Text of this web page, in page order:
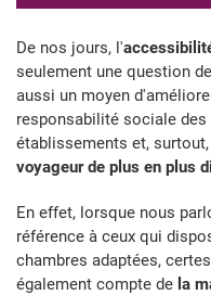
De nos jours, l'
seulement une question
aussi un moyen
responsabilité sociale des
établissements et,
voyageur de plus en plus
En effet, lorsque nous
référence à ceux qui
chambres adaptées,
également compte de la